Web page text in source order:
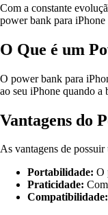
Com a constante
power bank para iPhone
O Que é um
O power bank para
ao seu iPhone quando a
Vantagens do
As vantagens de
Portabilidade: O
Praticidade:
Compatibilidade: